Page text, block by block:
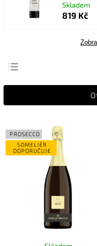
Skladem
819 Kč
Nejlevnější
Abecedně
PROSECCO
SOMELIÉR
DOPORUČUJE